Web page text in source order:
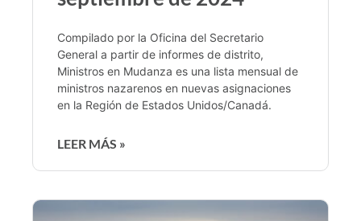
Compilado por la Oficina del Secretario
General a partir de informes de distrito,
Ministros en Mudanza es una lista mensual de
ministros nazarenos en nuevas asignaciones
en la Región de Estados Unidos/Canadá.
LEER MÁS »